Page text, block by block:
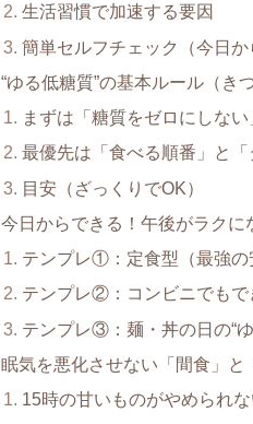
生活習慣で加速する要因
簡単セルフチェック（今日か
“ゆる低糖質”の基本ルール（き
まずは「糖質をゼロにしな
最優先は「食べる順番」と「
目安（ざっくりでOK）
今日からできる！午後がラク
テンプレ①：定食型（最強の
テンプレ②：コンビニでもで
テンプレ③：麺・丼の日の“
眠気を悪化させない「間食」と
15時の甘いものがやめられ